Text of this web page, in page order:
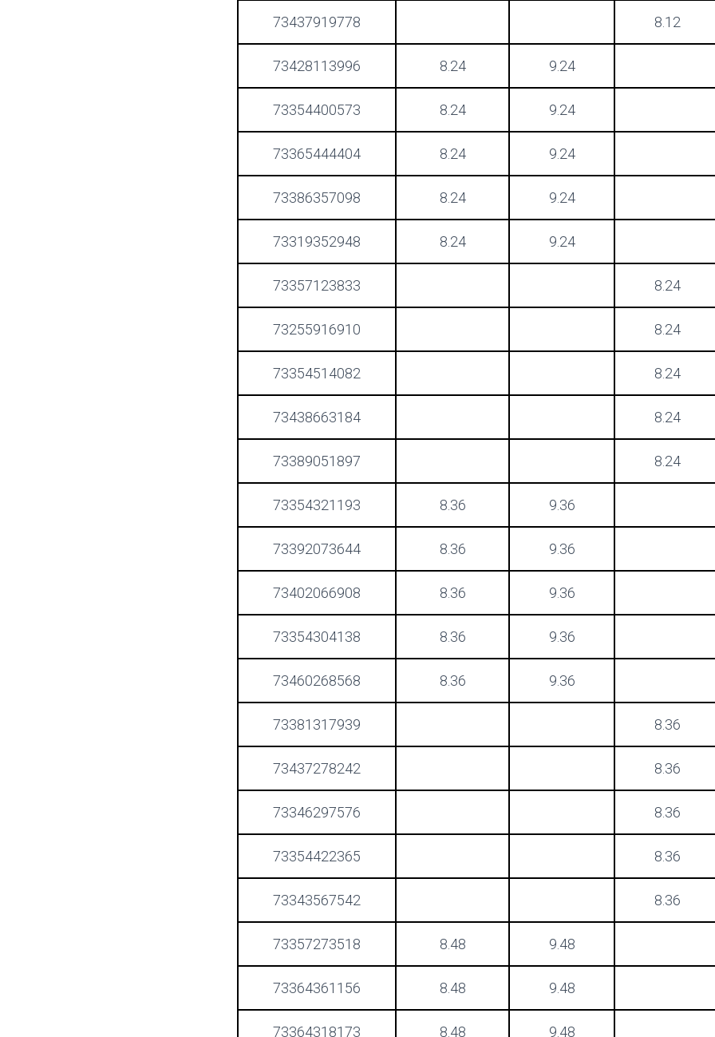
73437919778 8.12
73428113996 8.24 9.24
73354400573 8.24 9.24
73365444404 8.24 9.24
73386357098 8.24 9.24
73319352948 8.24 9.24
73357123833 8.24
73255916910 8.24
73354514082 8.24
73438663184 8.24
73389051897 8.24
73354321193 8.36 9.36
73392073644 8.36 9.36
73402066908 8.36 9.36
73354304138 8.36 9.36
73460268568 8.36 9.36
73381317939 8.36
73437278242 8.36
73346297576 8.36
73354422365 8.36
73343567542 8.36
73357273518 8.48 9.48
73364361156 8.48 9.48
73364318173 8.48 9.48